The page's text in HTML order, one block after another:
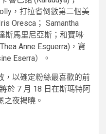
，打拉省倒數第二個美
Oresca； Samantha
斯馬里尼亞斯；和寶琳·
Anne Esguerra)，寶
Eserra）。
，以確定粉絲最喜歡的前
於 7 月 18 日在斯瑪特阿
之夜揭曉。